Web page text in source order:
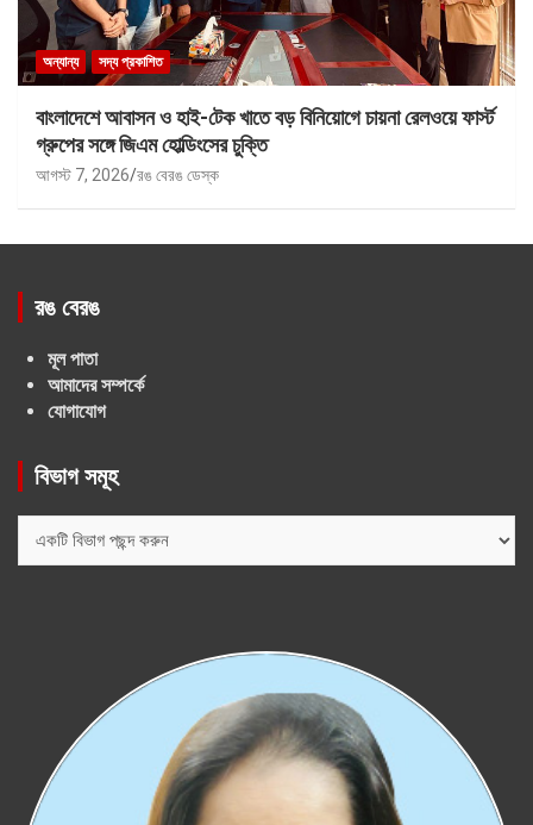
অন্যান্য সদ্য প্রকাশিত
বাংলাদেশে আবাসন ও হাই-টেক খাতে বড় বিনিয়োগে চায়না রেলওয়ে ফার্স্ট
গ্রুপের সঙ্গে জিএম হোল্ডিংসের চুক্তি
আগস্ট 7, 2026 রঙ বেরঙ ডেস্ক
রঙ বেরঙ
মূল পাতা
আমাদের সম্পর্কে
যোগাযোগ
বিভাগ সমূহ